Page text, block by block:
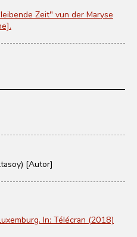
Zeit" vun der Maryse
[Autor]
In: Télécran (2018)